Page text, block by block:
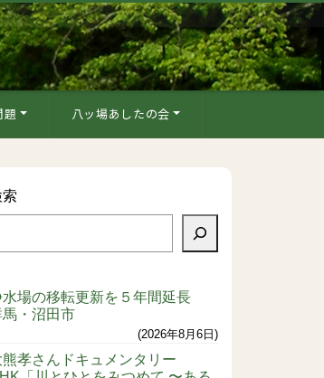
題 八ッ場あしたの会
水場の移転更新を５年間延長
馬・沼田市
2026年8月6日
熊孝さんドキュメンタリー